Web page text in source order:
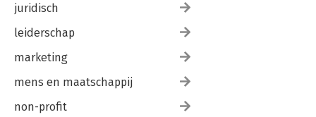
juridisch
leiderschap
marketing
mens en maatschappij
non-profit